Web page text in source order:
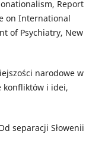
Report
on International
of Psychiatry, New
narodowe w
konfliktów i idei,
separacji Słowenii